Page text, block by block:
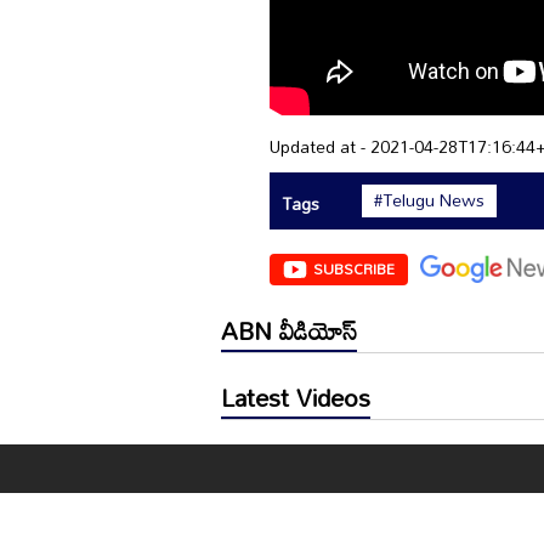
Updated at - 2021-04-
Tags
#Telugu News
SUBSCRIBE
ABN వీడియోస్
Latest Videos